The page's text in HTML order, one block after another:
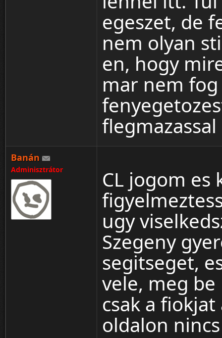
egeszet, de
nem olyan
en, hogy
mar nem
Banán
Adminisztrátor
CL jogom es
ugy
Szegeny
segitseget,
vele, meg
csak a
oldalon